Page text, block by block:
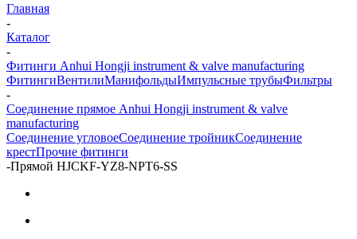
Главная
-
Каталог
-
Фитинги Anhui Hongji instrument & valve manufacturing
ФитингиВентилиМанифольдыИмпульсные трубыФильтры
-
Соединение прямое Anhui Hongji instrument & valve
manufacturing
Соединение угловоеСоединение тройникСоединение
крестПрочие фитинги
-Прямой HJCKF-YZ8-NPT6-SS